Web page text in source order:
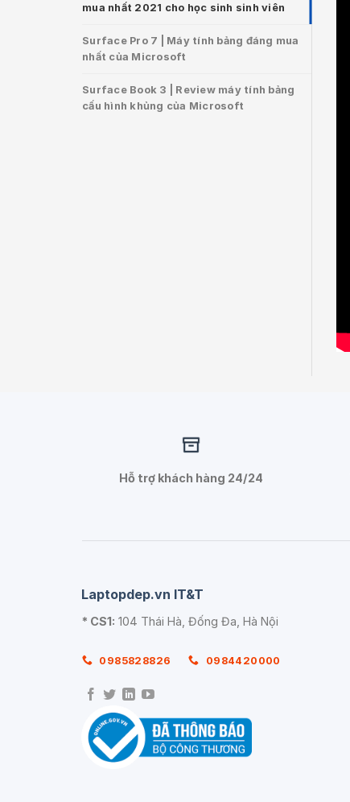
mua nhất 2021 cho học sinh sinh viên
Surface Pro 7 | Máy tính bảng đáng mua
nhất của Microsoft
Surface Book 3 | Review máy tính bảng
cấu hình khủng của Microsoft
Hỗ trợ khách hàng 24/24
Laptopdep.vn IT&T
* CS1: 104 Thái Hà, Đống Đa, Hà Nội
0985828826 0984420000